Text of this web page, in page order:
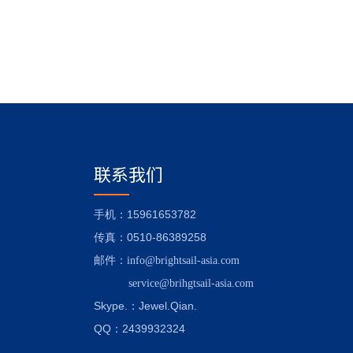
联系我们
手机 ：15961653782
传真 ：0510-86389258
邮件 ：info@brightsail-asia.com
service@brihgtsail-asia.com
Skype.
：Jewel.Qian.
QQ：2439932324